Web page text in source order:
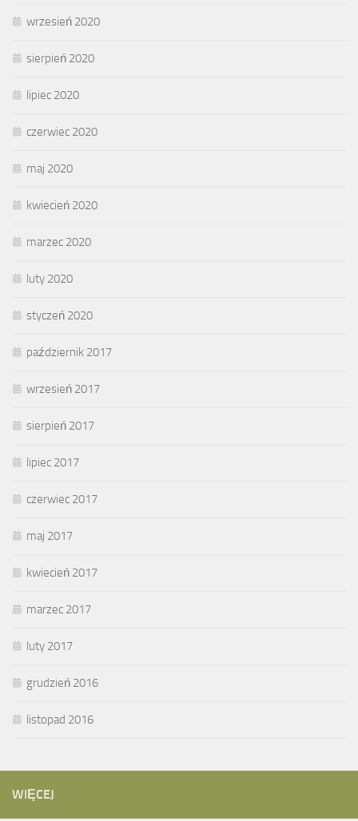
wrzesień 2020
sierpień 2020
lipiec 2020
czerwiec 2020
maj 2020
kwiecień 2020
marzec 2020
luty 2020
styczeń 2020
październik 2017
wrzesień 2017
sierpień 2017
lipiec 2017
czerwiec 2017
maj 2017
kwiecień 2017
marzec 2017
luty 2017
grudzień 2016
listopad 2016
WIĘCEJ